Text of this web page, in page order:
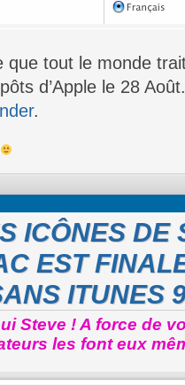
que tout le monde
d’Apple le 28
.
ICÔNES DE
EST
ITUNES
Steve ! A force de
les font eux